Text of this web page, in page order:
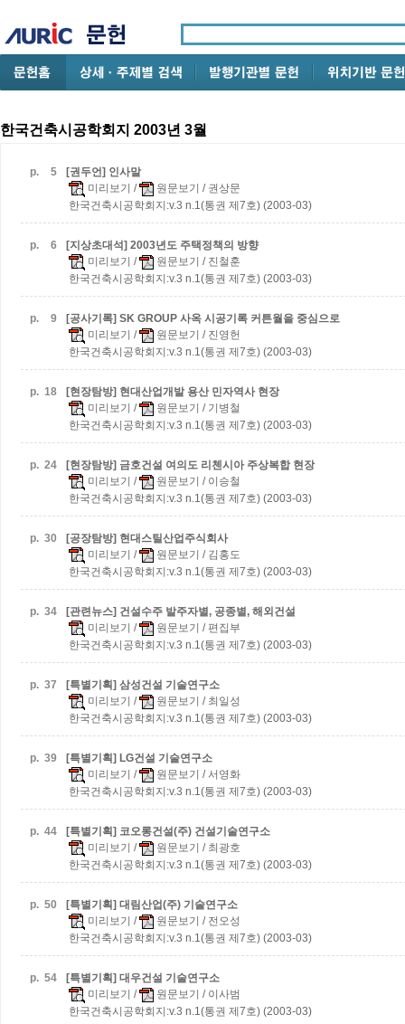
한국건축시공학회지 2003년 3월
p. 5
[권두언] 인사말
미리보기 / 원문보기 / 권상문
한국건축시공학회지:v.3 n.1(통권 제7호) (2003-03)
p. 6
[지상초대석] 2003년도 주택정책의 방향
미리보기 / 원문보기 / 진철훈
한국건축시공학회지:v.3 n.1(통권 제7호) (2003-03)
p. 9 [공사기록] SK GROUP 사옥 시공기록 커튼월을 중심으로
미리보기 / 원문보기 / 진영헌
한국건축시공학회지:v.3 n.1(통권 제7호) (2003-03)
p. 18
[현장탐방] 현대산업개발 용산 민자역사 현장
미리보기 / 원문보기 / 기병철
한국건축시공학회지:v.3 n.1(통권 제7호) (2003-03)
p. 24
[현장탐방] 금호건설 여의도 리첸시아 주상복합 현장
미리보기 / 원문보기 / 이승철
한국건축시공학회지:v.3 n.1(통권 제7호) (2003-03)
p. 30
[공장탐방] 현대스틸산업주식회사
미리보기 / 원문보기 / 김홍도
한국건축시공학회지:v.3 n.1(통권 제7호) (2003-03)
p. 34 [관련뉴스] 건설수주 발주자별, 공종별, 해외건설
미리보기 / 원문보기 / 편집부
한국건축시공학회지:v.3 n.1(통권 제7호) (2003-03)
p. 37
[특별기획] 삼성건설 기술연구소
미리보기 / 원문보기 / 최일성
한국건축시공학회지:v.3 n.1(통권 제7호) (2003-03)
p. 39
[특별기획] LG건설 기술연구소
미리보기 / 원문보기 / 서영화
한국건축시공학회지:v.3 n.1(통권 제7호) (2003-03)
p. 44
[특별기획] 코오롱건설(주) 건설기술연구소
미리보기 / 원문보기 / 최광호
한국건축시공학회지:v.3 n.1(통권 제7호) (2003-03)
p. 50
[특별기획] 대림산업(주) 기술연구소
미리보기 / 원문보기 / 전오성
한국건축시공학회지:v.3 n.1(통권 제7호) (2003-03)
p. 54
[특별기획] 대우건설 기술연구소
미리보기 / 원문보기 / 이사범
한국건축시공학회지:v.3 n.1(통권 제7호) (2003-03)